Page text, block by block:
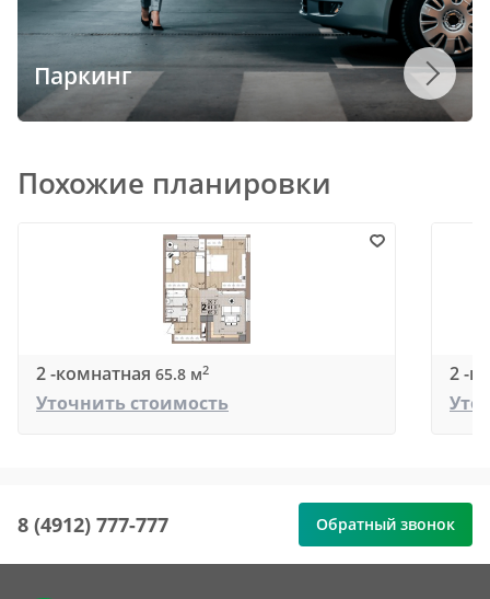
Паркинг
Похожие планировки
2 -комнатная 65.8 м2
Уточнить стоимость
2 -
8 (4912) 777-777 Обратный звонок